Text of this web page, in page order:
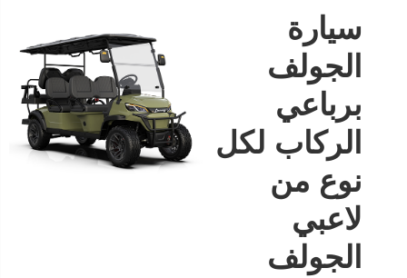
سيارة
الجولف
برباعي
الركاب لكل
نوع من
لاعبي
الجولف